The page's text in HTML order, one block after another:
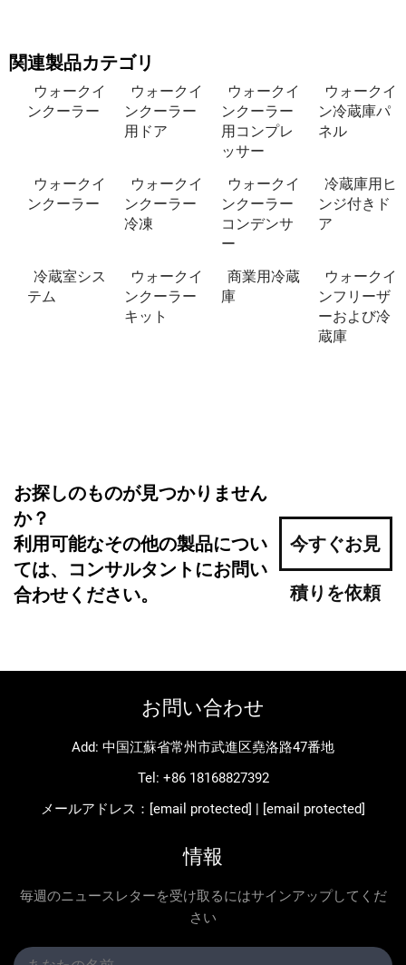
関連製品カテゴリ
ウォークイ
ンクーラー
ウォークイ
ンクーラー
用ドア
ウォークイ
ンクーラー
用コンプレ
ッサー
ウォークイ
ン冷蔵庫パ
ネル
ウォークイ
ンクーラー
ウォークイ
ンクーラー
冷凍
ウォークイ
ンクーラー
コンデンサ
ー
冷蔵庫用ヒ
ンジ付きド
ア
冷蔵室シス
テム
ウォークイ
ンクーラー
キット
商業用冷蔵
庫
ウォークイ
ンフリーザ
ーおよび冷
蔵庫
お探しのものが見つかりません
か？
利用可能なその他の製品につい
ては、コンサルタントにお問い
合わせください。
今すぐお見
積りを依頼
お問い合わせ
Add: 中国江蘇省常州市武進区堯洛路47番地
Tel: +86 18168827392
メールアドレス： [email protected] | [email protected]
情報
毎週のニュースレターを受け取るにはサインアップしてくだ
さい